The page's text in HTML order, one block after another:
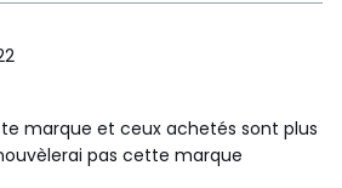
marque et ceux achetés sont plus
pas cette marque